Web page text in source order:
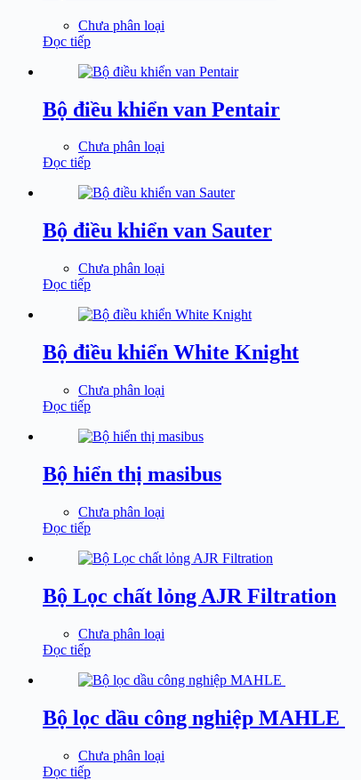
Chưa phân loại
Đọc tiếp
Bộ điều khiển van Pentair
Chưa phân loại
Đọc tiếp
Bộ điều khiển van Sauter
Chưa phân loại
Đọc tiếp
Bộ điều khiển White Knight
Chưa phân loại
Đọc tiếp
Bộ hiển thị masibus
Chưa phân loại
Đọc tiếp
Bộ Lọc chất lỏng AJR Filtration
Chưa phân loại
Đọc tiếp
Bộ lọc dầu công nghiệp MAHLE
Chưa phân loại
Đọc tiếp